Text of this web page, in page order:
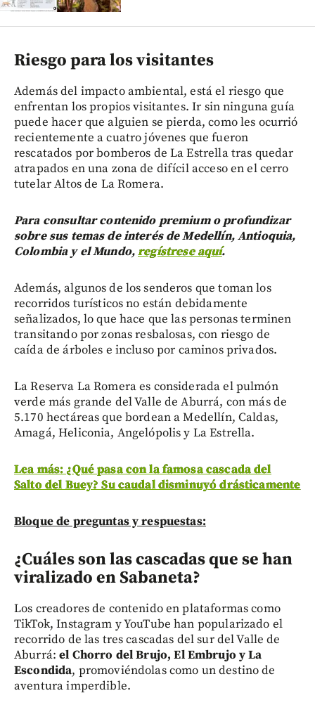
Riesgo para los visitantes
Además del impacto ambiental, está el riesgo que
enfrentan los propios visitantes. Ir sin ninguna guía
puede hacer que alguien se pierda, como les ocurrió
recientemente a cuatro jóvenes que fueron
rescatados por bomberos de La Estrella tras quedar
atrapados en una zona de difícil acceso en el cerro
tutelar Altos de La Romera.
Para consultar contenido premium o profundizar
sobre sus temas de interés de Medellín, Antioquia,
Colombia y el Mundo,regístrese aquí.
Además, algunos de los senderos que toman los
recorridos turísticos no están debidamente
señalizados, lo que hace que las personas terminen
transitando por zonas resbalosas, con riesgo de
caída de árboles e incluso por caminos privados.
La Reserva La Romera es considerada el pulmón
verde más grande del Valle de Aburrá, con más de
5.170 hectáreas que bordean a Medellín, Caldas,
Amagá, Heliconia, Angelópolis y La Estrella.
Lea más: ¿Qué pasa con la famosa cascada del
Salto del Buey? Su caudal disminuyó drásticamente
Bloque de preguntas y respuestas:
¿Cuáles son las cascadas que se han
viralizado en Sabaneta?
Los creadores de contenido en plataformas como
TikTok, Instagram y YouTube han popularizado el
recorrido de las tres cascadas del sur del Valle de
Aburrá:el Chorro del Brujo, El Embrujo y La
Escondida, promoviéndolas como un destino de
aventura imperdible.